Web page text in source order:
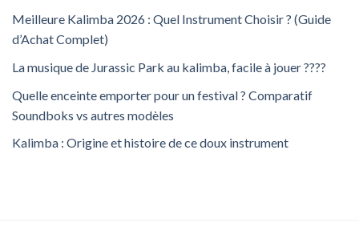
Meilleure Kalimba 2026 : Quel Instrument Choisir ? (Guide
d’Achat Complet)
La musique de Jurassic Park au kalimba, facile à jouer ????
Quelle enceinte emporter pour un festival ? Comparatif
Soundboks vs autres modèles
Kalimba : Origine et histoire de ce doux instrument